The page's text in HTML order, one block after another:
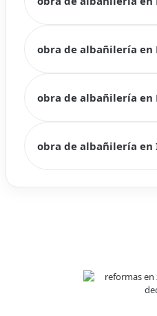
obra de albañilería en
obra de albañilería en
obra de albañilería en